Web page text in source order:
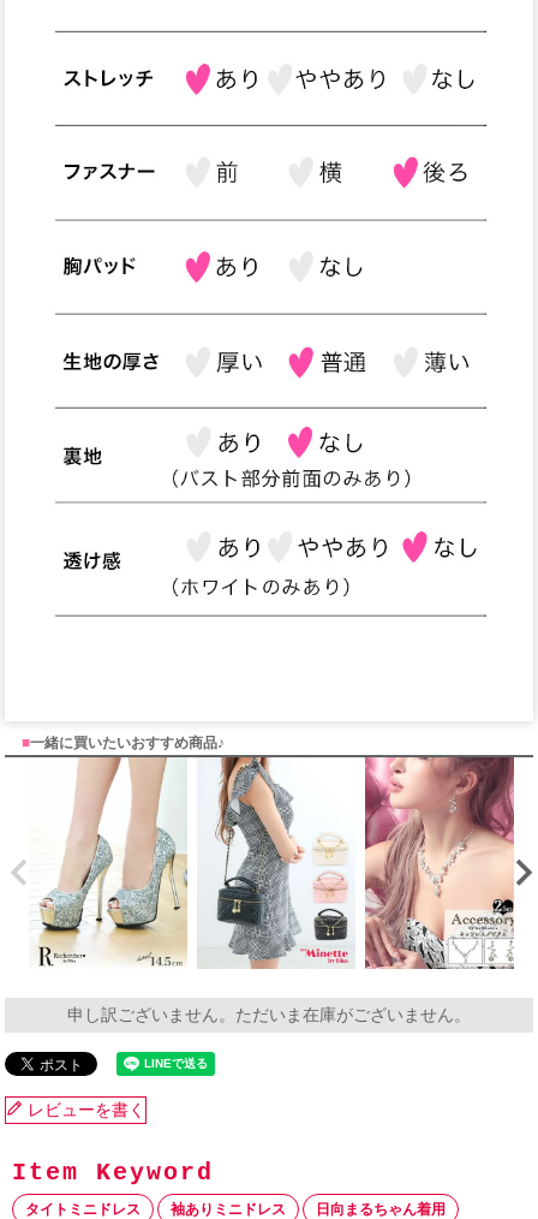
■一緒に買いたいおすすめ商品♪
申し訳ございません。ただいま在庫がございません。
レビューを書く
タイトミニドレス 袖ありミニドレス 日向まるちゃん着用